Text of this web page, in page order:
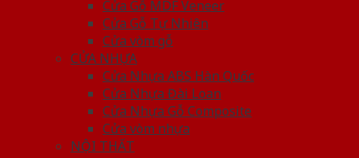
Cửa Gỗ MDF Veneer
Cửa Gỗ Tự Nhiên
Cửa vòm gỗ
CỬA NHỰA
Cửa Nhựa ABS Hàn Quốc
Cửa Nhựa Đài Loan
Cửa Nhựa Gỗ Composite
Cửa vòm nhựa
NỘI THẤT